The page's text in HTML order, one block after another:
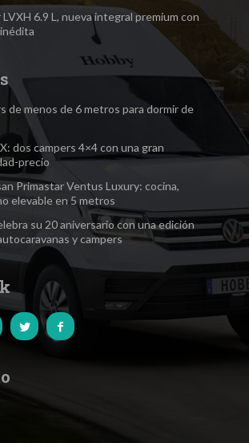
6.9 L, nueva integral premium con
de menos de 6 metros para dormir de
dos campers 4×4 con una gran
precio
Primastar Ventus Luxury: cocina,
elevable en 5 metros
su 20 aniversario con una edición
y campers